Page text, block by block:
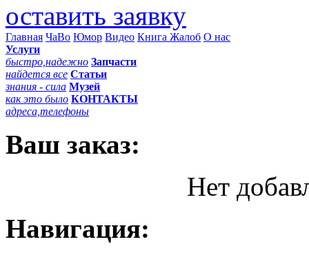
оставить заявку
Главная ЧаВо Юмор Видео Книга Жалоб О нас
Услуги
быстро,надежно Запчасти
найдется все Статьи
знания - сила Музей
как это было КОНТАКТЫ
адреса,телефоны
Ваш заказ:
Нет
Навигация: